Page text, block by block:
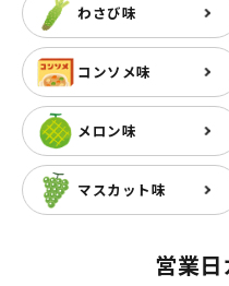
わさび味
コンソメ味
メロン味
マスカット味
営業